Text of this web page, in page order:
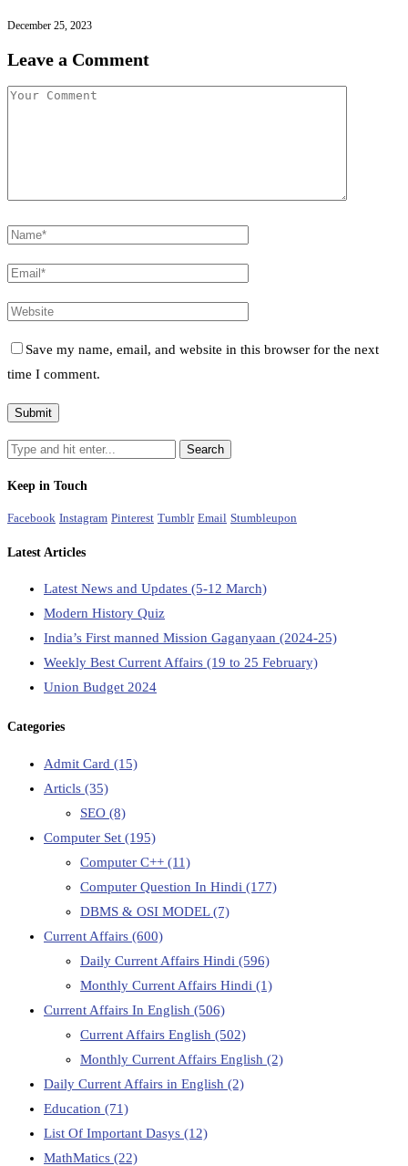
December 25, 2023
Leave a Comment
Save my name, email, and website in this browser for the next
time I comment.
Keep in Touch
Facebook Instagram Pinterest Tumblr Email Stumbleupon
Latest Articles
Latest News and Updates (5-12 March)
Modern History Quiz
India’s First manned Mission Gaganyaan (2024-25)
Weekly Best Current Affairs (19 to 25 February)
Union Budget 2024
Categories
Admit Card (15)
Articls (35)
SEO (8)
Computer Set (195)
Computer C++ (11)
Computer Question In Hindi (177)
DBMS & OSI MODEL(7)
Current Affairs (600)
Daily Current Affairs Hindi (596)
Monthly Current Affairs Hindi (1)
Current Affairs In English (506)
Current Affairs English (502)
Monthly Current Affairs English (2)
Daily Current Affairs in English (2)
Education (71)
List Of Important Dasys (12)
MathMatics (22)